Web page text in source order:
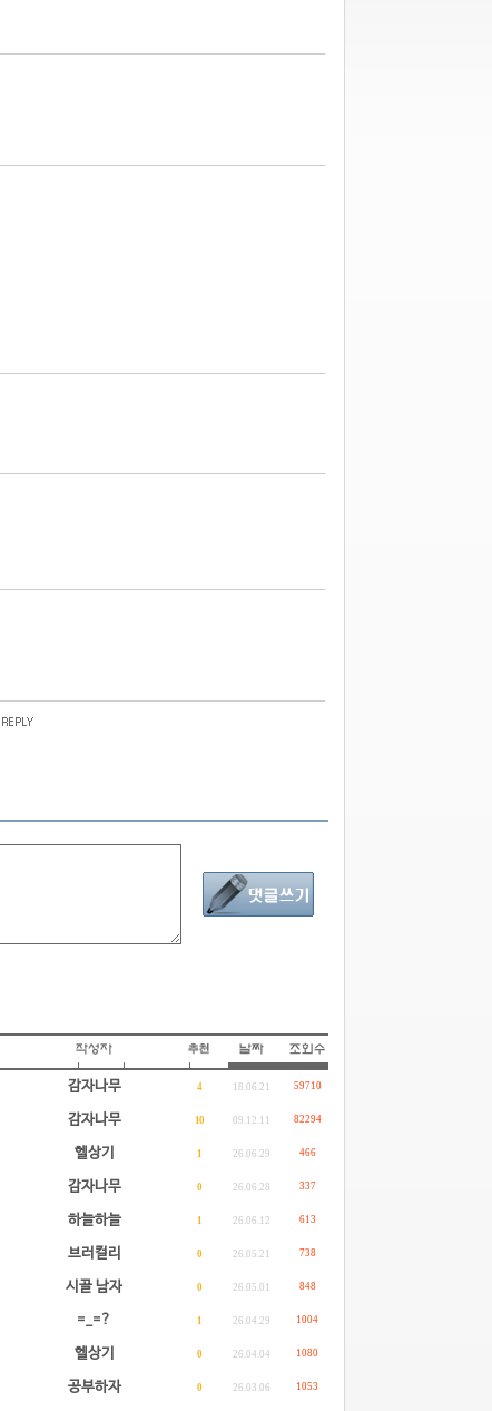
감자나무 4 18.06.21 59710
감자나무 10 09.12.11 82294
헬상기 1 26.06.29 466
감자나무 0 26.06.28 337
하늘하늘 1 26.06.12 613
브러컬리 0 26.05.21 738
시골 남자 0 26.05.01 848
=_=? 1 26.04.29 1004
헬상기 0 26.04.04 1080
공부하자 0 26.03.06 1053